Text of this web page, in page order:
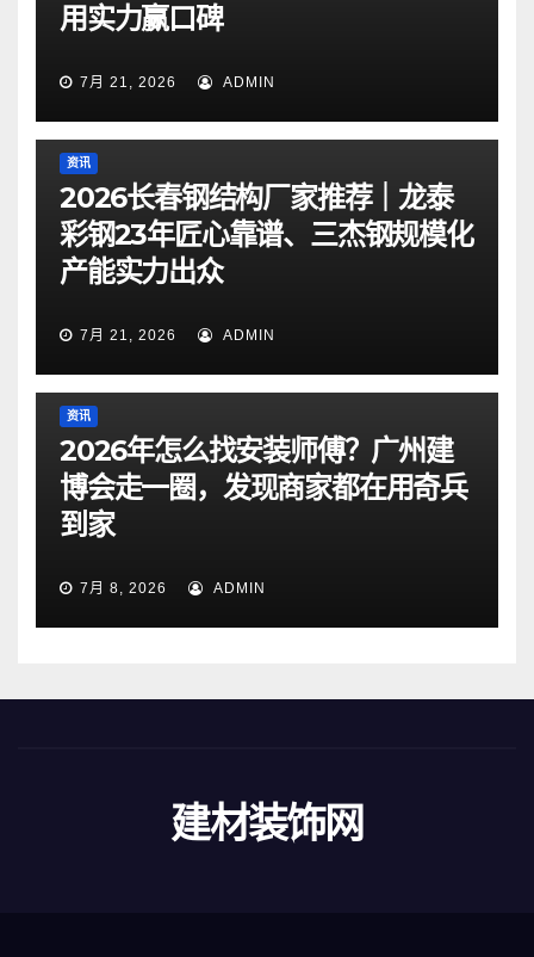
用实力赢口碑
7月 21, 2026 ADMIN
资讯
2026长春钢结构厂家推荐｜龙泰
彩钢23年匠心靠谱、三杰钢规模化
产能实力出众
7月 21, 2026 ADMIN
资讯
2026年怎么找安装师傅？广州建
博会走一圈，发现商家都在用奇兵
到家
7月 8, 2026 ADMIN
建材装饰网